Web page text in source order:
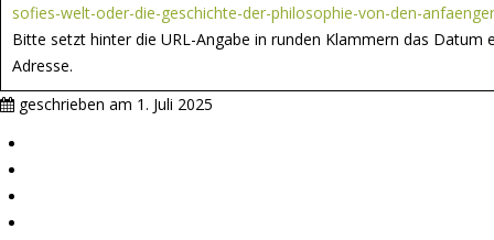
sofies-welt-oder-die-geschichte-der-philosophie-von-den-
Bitte setzt hinter die URL-Angabe in runden Klammern das Datum
Adresse.
geschrieben am 1. Juli 2025